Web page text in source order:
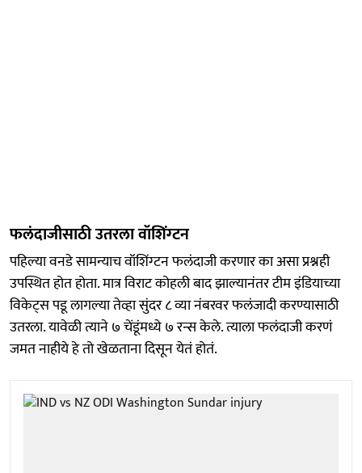
फलंदाजीसाठी उतरला वॉशिंग्टन
पहिल्या वनडे सामन्याच वॉशिंग्टन फलंदाजी करणार का असा प्रश्नही
उपस्थित होत होता. मात्र विराट कोहली बाद झाल्यानंतर टीम इंडियाच्या
विकेट्स पडू लागल्या तेव्हा सुंदर ८ व्या नंबरवर फलंजादी करण्यासाठी
उतरला. यावेळी त्याने ७ चेंडूंमध्ये ७ रन्स केले. त्याला फलंदाजी करणं
जमत नाहीये हे तो खेळताना दिसून येतं होतं.